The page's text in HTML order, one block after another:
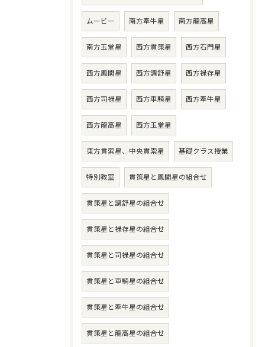
ムービー 南方牽牛星 南方龍高星
南方玉堂星 西方貫策星 西方石門星
西方鳳閣星 西方調舒星 西方禄存星
西方司禄星 西方車騎星 西方牽牛星
西方龍高星 西方玉堂星
東方貫索星、中央貫索星 基礎クラス授業
特別教室 貫策星と鳳閣星の組合せ
貫策星と調舒星の組合せ
貫策星と禄存星の組合せ
貫策星と司禄星の組合せ
貫策星と車騎星の組合せ
貫策星と牽牛星の組合せ
貫策星と龍高星の組合せ